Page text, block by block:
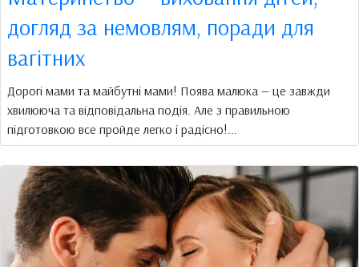
догляд за немовлям, поради для
вагітних
Дорогі мами та майбутні мами! Поява малюка — це завжди
хвилююча та відповідальна подія. Але з правильною
підготовкою все пройде легко і радісно!...